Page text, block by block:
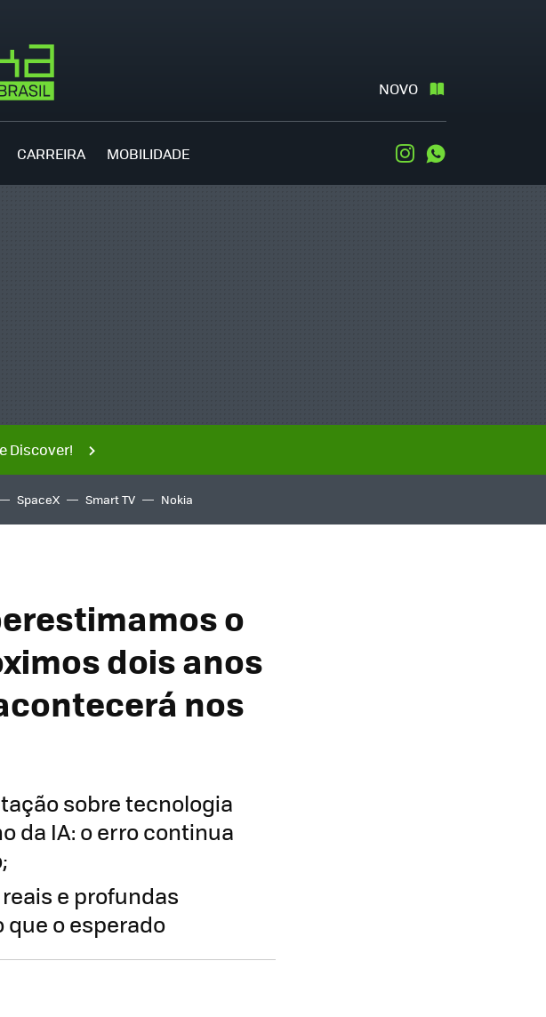
NOVO
CARREIRA MOBILIDADE Instagram
Discover!
SpaceX Smart TV Nokia
o
dois anos
nos
sobre tecnologia
da IA: o erro continua
e profundas
que o esperado